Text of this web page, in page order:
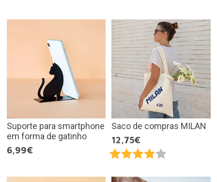
Suporte para smartphone
em forma de gatinho
6,99€
Saco de compras MILAN
12,75€